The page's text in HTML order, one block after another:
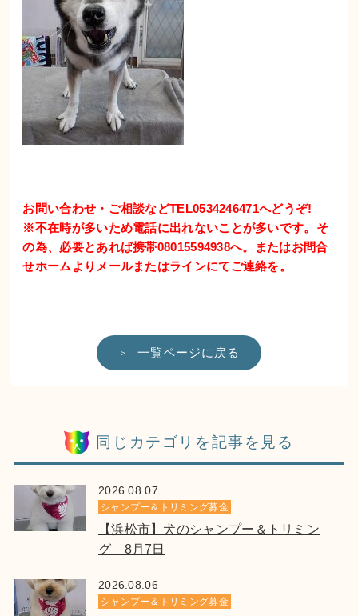
お問い合わせ・ご相談などTEL0534246471へどうぞ!
※不在時が多いため電話に出れないことが多いです。そ
の為、必要とあれば携帯08015594938へ。またはお問合
せホームよりメールまたはラインにてご連絡を。
一覧ページに戻る
同じカテゴリを記事を見る
2026.08.07
シャンプー＆トリミング募金
【浜松市】犬のシャンプー＆トリミン
グ 8月7日
2026.08.06
シャンプー＆トリミング募金